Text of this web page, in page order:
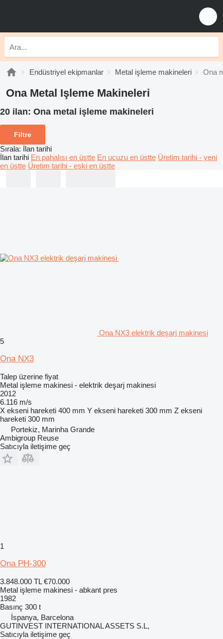
Endüstriyel ekipmanlar Metal işleme makineleri Ona
Ona Metal Işleme Makineleri
20 ilan: Ona metal işleme makineleri
Filtre
Sırala: İlan tarihi
İlan tarihi En pahalısı en üstte En ucuzu en üstte Üretim tarihi - yeni
en üstte Üretim tarihi - eski en üstte
Ona NX3 elektrik deşarj makinesi
5
Ona NX3
Talep üzerine fiyat
Metal işleme makinesi - elektrik deşarj makinesi
2012
6.116 m/s
X ekseni hareketi 400 mm Y ekseni hareketi 300 mm Z ekseni
hareketi 300 mm
Portekiz, Marinha Grande
Ambigroup Reuse
Satıcıyla iletişime geç
1
Ona PH-300
3.848.000 TL €70.000
Metal işleme makinesi - abkant pres
1982
Basınç 300 t
İspanya, Barcelona
GUTINVEST INTERNATIONAL ASSETS S.L,
Satıcıyla iletişime geç